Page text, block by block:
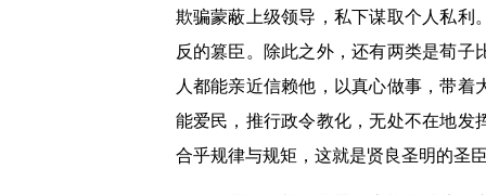
欺骗蒙蔽上级领导，私下谋取个人私利
反的篡臣。除此之外，还有两类是荀
人都能亲近信赖他，以真心做事，带
能爱民，推行政令教化，无处不在地发
合乎规律与规矩，这就是贤良圣明的圣